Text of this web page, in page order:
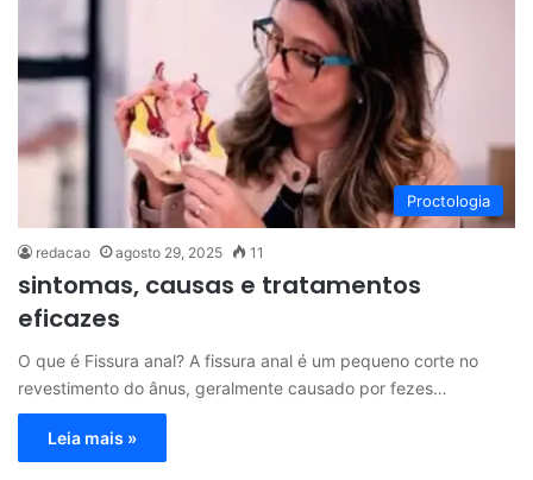
Proctologia
redacao agosto 29, 2025 11
sintomas, causas e tratamentos
eficazes
O que é Fissura anal? A fissura anal é um pequeno corte no
revestimento do ânus, geralmente causado por fezes…
Leia mais »